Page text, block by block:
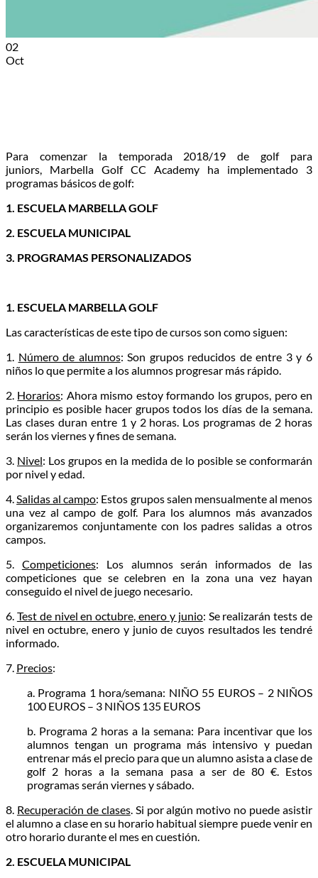
02
Oct
Para comenzar la temporada 2018/19 de golf para
juniors, Marbella Golf CC Academy ha implementado 3
programas básicos de golf:
1. ESCUELA MARBELLA GOLF
2. ESCUELA MUNICIPAL
3. PROGRAMAS PERSONALIZADOS
1. ESCUELA MARBELLA GOLF
Las características de este tipo de cursos son como siguen:
1. Número de alumnos: Son grupos reducidos de entre 3 y 6
niños lo que permite a los alumnos progresar más rápido.
2. Horarios: Ahora mismo estoy formando los grupos, pero en
principio es posible hacer grupos todos los días de la semana.
Las clases duran entre 1 y 2 horas. Los programas de 2 horas
serán los viernes y fines de semana.
3. Nivel: Los grupos en la medida de lo posible se conformarán
por nivel y edad.
4.Salidas al campo: Estos grupos salen mensualmente al menos
una vez al campo de golf. Para los alumnos más avanzados
organizaremos conjuntamente con los padres salidas a otros
campos.
5. Competiciones: Los alumnos serán informados de las
competiciones que se celebren en la zona una vez hayan
conseguido el nivel de juego necesario.
6. Test de nivel en octubre, enero y junio: Se realizarán tests de
nivel en octubre, enero y junio de cuyos resultados les tendré
informado.
7. Precios:
a. Programa 1 hora/semana: NIÑO 55 EUROS – 2 NIÑOS
100 EUROS – 3 NIÑOS 135 EUROS
b. Programa 2 horas a la semana: Para incentivar que los
alumnos tengan un programa más intensivo y puedan
entrenar más el precio para que un alumno asista a clase de
golf 2 horas a la semana pasa a ser de 80 €. Estos
programas serán viernes y sábado.
8. Recuperación de clases. Si por algún motivo no puede asistir
el alumno a clase en su horario habitual siempre puede venir en
otro horario durante el mes en cuestión.
2. ESCUELA MUNICIPAL